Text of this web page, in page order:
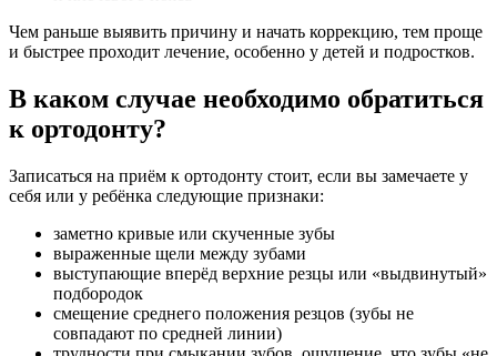
Чем раньше выявить причину и начать коррекцию, тем проще
и быстрее проходит лечение, особенно у детей и подростков.
В каком случае необходимо обратиться
к ортодонту?
Записаться на приём к ортодонту стоит, если вы замечаете у
себя или у ребёнка следующие признаки:
заметно кривые или скученные зубы
выраженные щели между зубами
выступающие вперёд верхние резцы или «выдвинутый»
подбородок
смещение среднего положения резцов (зубы не
совпадают по средней линии)